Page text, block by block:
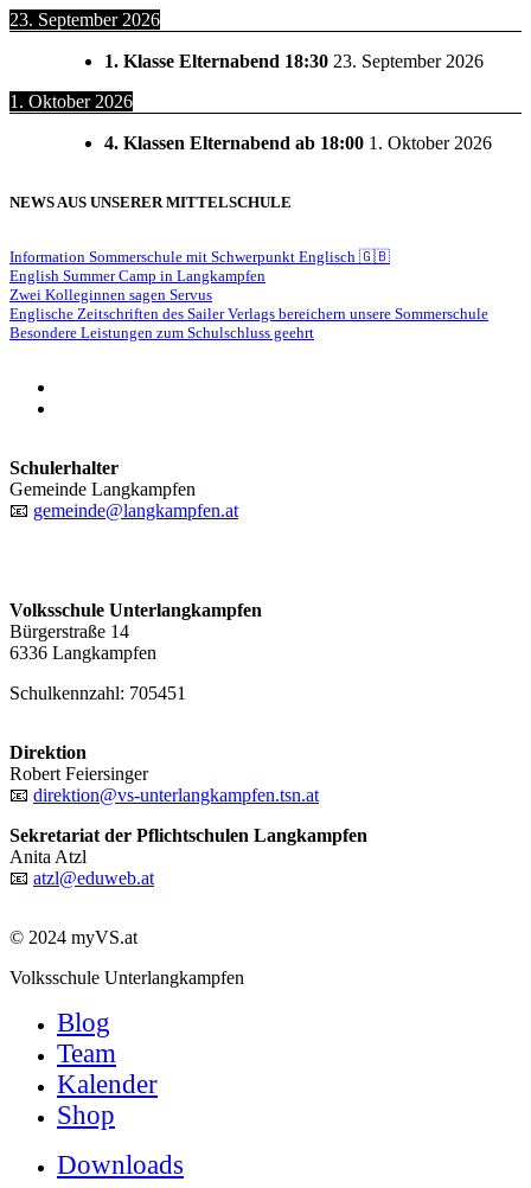
23. September 2026
1. Klasse Elternabend 18:30 23. September 2026
1. Oktober 2026
4. Klassen Elternabend ab 18:00 1. Oktober 2026
NEWS AUS UNSERER MITTELSCHULE
Information Sommerschule mit Schwerpunkt Englisch 🇬🇧
English Summer Camp in Langkampfen
Zwei Kolleginnen sagen Servus
Englische Zeitschriften des Sailer Verlags bereichern unsere Sommerschule
Besondere Leistungen zum Schulschluss geehrt
Schulerhalter
Gemeinde Langkampfen
📧 gemeinde@langkampfen.at
Volksschule Unterlangkampfen
Bürgerstraße 14
6336 Langkampfen
Schulkennzahl: 705451
Direktion
Robert Feiersinger
📧 direktion@vs-unterlangkampfen.tsn.at
Sekretariat der Pflichtschulen Langkampfen
Anita Atzl
📧 atzl@eduweb.at
© 2024 myVS.at
Close
Volksschule Unterlangkampfen
Blog
Team
Kalender
Shop
Downloads